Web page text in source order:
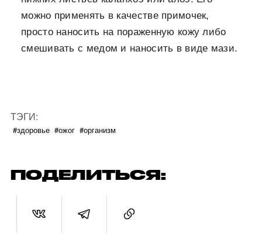
можно применять в качестве примочек,
просто наносить на пораженную кожу либо
смешивать с медом и наносить в виде мази.
ТЭГИ:
#здоровье #ожог #организм
ПОДЕЛИТЬСЯ: